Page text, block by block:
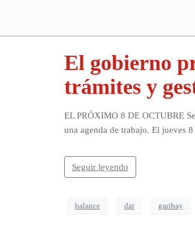
El gobierno
trámites y
EL PRÓXIMO 8 DE OCTUBRE
una agenda de trabajo. El jueves
Seguir leyendo
balance dat garibay